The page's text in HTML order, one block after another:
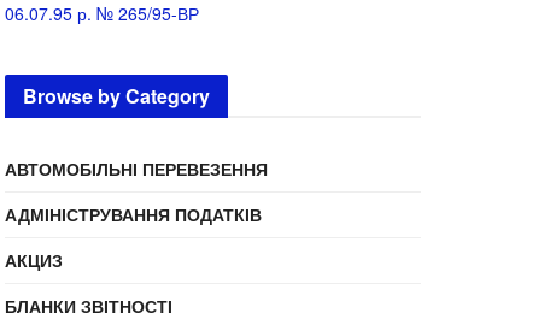
06.07.95 р. № 265/95-ВР
Browse by Category
АВТОМОБІЛЬНІ ПЕРЕВЕЗЕННЯ
АДМІНІСТРУВАННЯ ПОДАТКІВ
АКЦИЗ
БЛАНКИ ЗВІТНОСТІ